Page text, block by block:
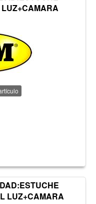
LUZ+CAMARA